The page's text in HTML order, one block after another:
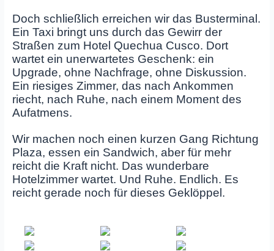
Doch schließlich erreichen wir das Busterminal.
Ein Taxi bringt uns durch das Gewirr der
Straßen zum Hotel Quechua Cusco. Dort
wartet ein unerwartetes Geschenk: ein
Upgrade, ohne Nachfrage, ohne Diskussion.
Ein riesiges Zimmer, das nach Ankommen
riecht, nach Ruhe, nach einem Moment des
Aufatmens.
Wir machen noch einen kurzen Gang Richtung
Plaza, essen ein Sandwich, aber für mehr
reicht die Kraft nicht. Das wunderbare
Hotelzimmer wartet. Und Ruhe. Endlich. Es
reicht gerade noch für dieses Geklöppel.